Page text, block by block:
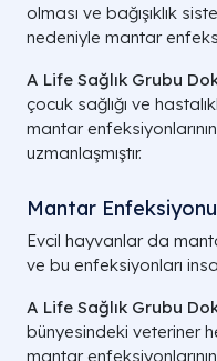
olması ve bağışıklık
nedeniyle mantar
A Life Sağlık Grubu
çocuk sağlığı ve
mantar
uzmanlaşmıştır.
Mantar
Evcil hayvanlar da
ve bu enfeksiyonları
A Life Sağlık Grubu
bünyesindeki veteriner
mantar